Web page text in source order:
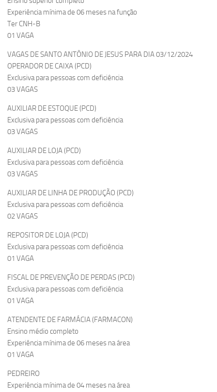
Experiência mínima de 06 meses na função
Ter CNH-B
01 VAGA
VAGAS DE SANTO ANTÔNIO DE JESUS PARA DIA 03/12/2024
OPERADOR DE CAIXA (PCD)
Exclusiva para pessoas com deficiência
03 VAGAS
AUXILIAR DE ESTOQUE (PCD)
Exclusiva para pessoas com deficiência
03 VAGAS
AUXILIAR DE LOJA (PCD)
Exclusiva para pessoas com deficiência
03 VAGAS
AUXILIAR DE LINHA DE PRODUÇÃO (PCD)
Exclusiva para pessoas com deficiência
02 VAGAS
REPOSITOR DE LOJA (PCD)
Exclusiva para pessoas com deficiência
01 VAGA
FISCAL DE PREVENÇÃO DE PERDAS (PCD)
Exclusiva para pessoas com deficiência
01 VAGA
ATENDENTE DE FARMÁCIA (FARMACON)
Ensino médio completo
Experiência mínima de 06 meses na área
01 VAGA
PEDREIRO
Experiência mínima de 04 meses na área